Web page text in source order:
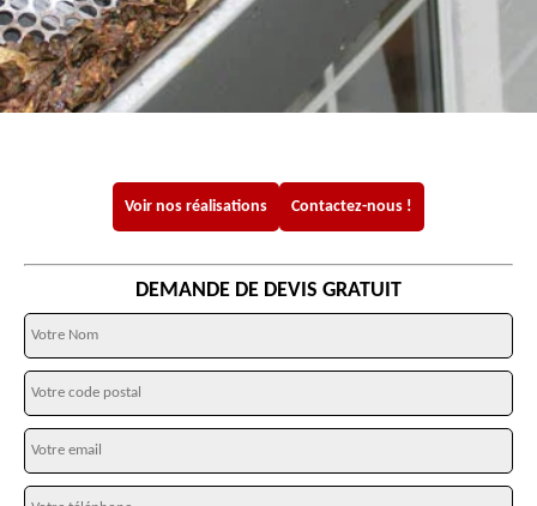
Voir nos réalisations Contactez-nous !
DEMANDE DE DEVIS GRATUIT